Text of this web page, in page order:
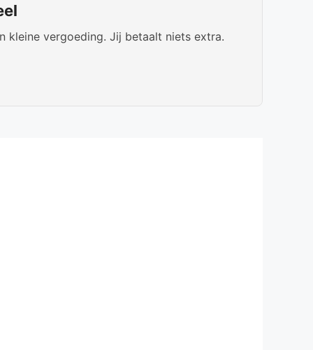
kleine vergoeding. Jij betaalt niets extra.